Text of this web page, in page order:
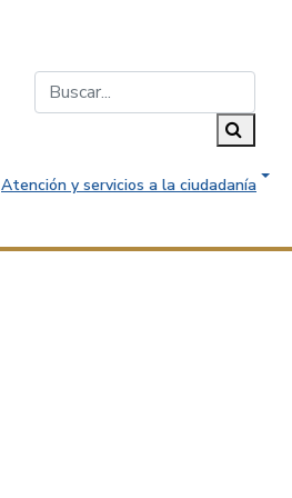
Atención y servicios a la ciudadanía